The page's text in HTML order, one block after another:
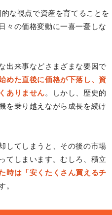
な視点で資産を育てることを
々の価格変動に一喜一憂しな
出来事などさまざまな要因で
めた直後に価格が下落し、資
ありません。しかし、歴史的
を乗り越えながら成長を続け
してしまうと、その後の市場
てしまいます。むしろ、積立
時は「安くたくさん買えるチ
。